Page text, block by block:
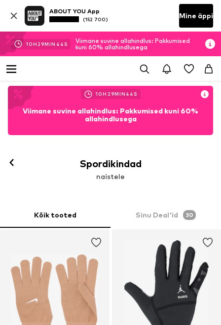
ABOUT YOU App
(152 700) Mine äppi
10H 29MIN 43 S
Viimane suvine allahindlus: Pakkumised
kuni 60% allahindlusega
10H 29MIN 43 S
Viimane suvine allahindlus: Pakkumised kuni 60%
allahindlusega
Spordikindad
naistele
Kõik tooted Sinu Deal'id 30